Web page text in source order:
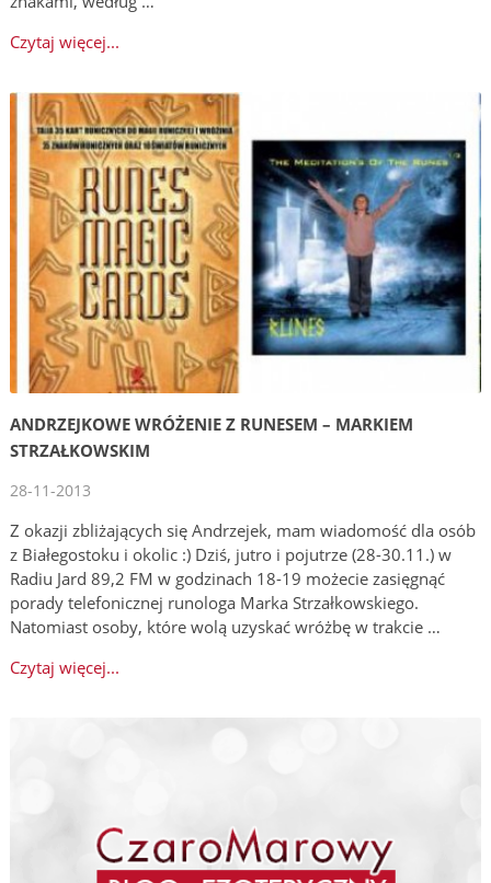
Czytaj więcej...
ANDRZEJKOWE WRÓŻENIE Z RUNESEM – MARKIEM
STRZAŁKOWSKIM
28-11-2013
Z okazji zbliżających się Andrzejek, mam wiadomość dla osób
z Białegostoku i okolic :) Dziś, jutro i pojutrze (28-30.11.) w
Radiu Jard 89,2 FM w godzinach 18-19 możecie zasięgnąć
porady telefonicznej runologa Marka Strzałkowskiego.
Natomiast osoby, które wolą uzyskać wróżbę w trakcie …
Czytaj więcej...